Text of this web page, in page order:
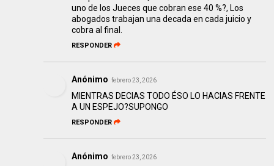
uno de los Jueces que cobran ese 40 %?, Los
abogados trabajan una decada en cada juicio y
cobra al final.
RESPONDER
Anónimo febrero 23, 2026
MIENTRAS DECIAS TODO ÉSO LO HACIAS FRENTE
A UN ESPEJO?SUPONGO
RESPONDER
Anónimo febrero 23, 2026